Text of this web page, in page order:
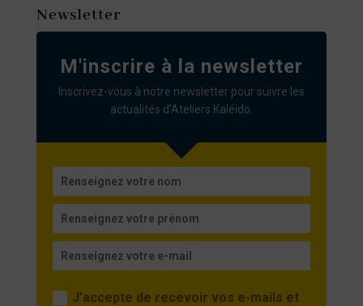
Newsletter
M'inscrire à la newsletter
Inscrivez-vous à notre newsletter pour suivre les
actualités d'Ateliers Kaléido.
J'accepte de recevoir vos e-mails et